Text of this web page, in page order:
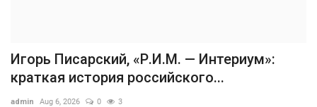
Игорь Писарский, «Р.И.М. — Интериум»:
краткая история российского...
admin Aug 6, 2026 0 3